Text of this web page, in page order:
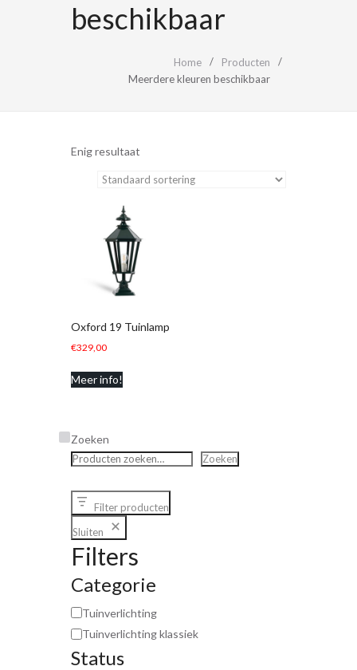
beschikbaar
Home
Producten
Meerdere kleuren beschikbaar
Enig resultaat
Oxford 19 Tuinlamp
€329,00
Meer info!
Zoeken
Zoeken
Filter producten
Sluiten
Filters
Categorie
Tuinverlichting
Tuinverlichting klassiek
Status